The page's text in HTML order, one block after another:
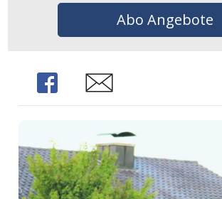
Abo Angebote
Share Share